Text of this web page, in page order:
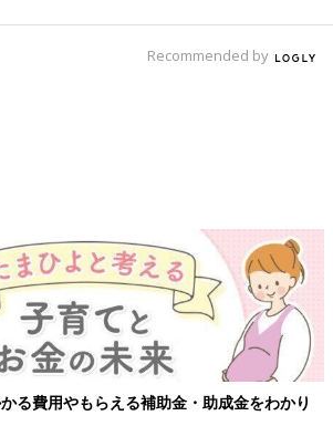
Recommended by
る費用やもらえる補助金・助成金をわかり